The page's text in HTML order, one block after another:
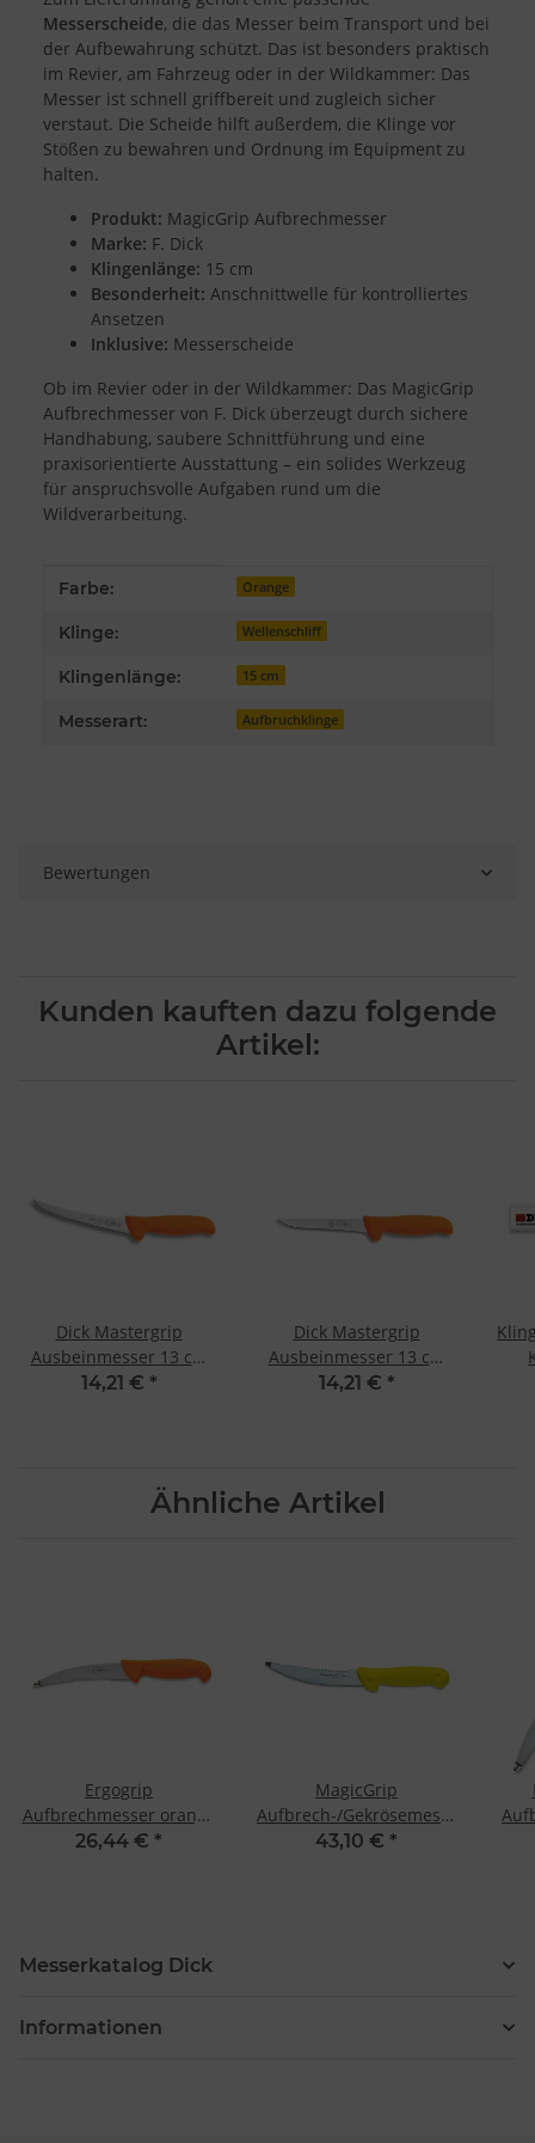
Messerscheide, die das Messer beim Transport und bei
der Aufbewahrung schützt. Das ist besonders praktisch
im Revier, am Fahrzeug oder in der Wildkammer: Das
Messer ist schnell griffbereit und zugleich sicher
verstaut. Die Scheide hilft außerdem, die Klinge vor
Stößen zu bewahren und Ordnung im Equipment zu
halten.
Produkt: MagicGrip Aufbrechmesser
Marke: F. Dick
Klingenlänge: 15 cm
Besonderheit: Anschnittwelle für kontrolliertes
Ansetzen
Inklusive: Messerscheide
Ob im Revier oder in der Wildkammer: Das MagicGrip
Aufbrechmesser von F. Dick überzeugt durch sichere
Handhabung, saubere Schnittführung und eine
praxisorientierte Ausstattung – ein solides Werkzeug
für anspruchsvolle Aufgaben rund um die
Wildverarbeitung.
Produkteigenschaft
Wert
Farbe: Orange
Klinge: Wellenschliff
Klingenlänge: 15 cm
Messerart: Aufbruchklinge
Bewertungen
Kunden kauften dazu folgende
Artikel:
Dick Mastergrip
Ausbeinmesser 13 cm
orange
14,21 € *
Dick Mastergrip
Ausbeinmesser 13 cm
orange
14,21 € *
Ähnliche Artikel
Ergogrip
Aufbrechmesser orange
15 cm von F. Dick
26,44 € *
MagicGrip
Aufbrech-/Gekrösemesser
15 cm, gelber Griff
43,10 € *
Messerkatalog Dick
Informationen
Zwecke der Datenverarbeitung durch unsere Partner:
Speichern von oder Zugriff auf Informationen auf einem Endgerät
Verwendung reduzierter Daten zur Auswahl von Werbeanzeigen
Erstellung von Profilen für personalisierte Werbung
Verwendung von Profilen zur Auswahl personalisierter Werbung
Erstellung von Profilen zur Personalisierung von Inhalten
Verwendung von Profilen zur Auswahl personalisierter Inhalte
Messung der Werbeleistung
Analyse von Zielgruppen durch Statistiken oder Kombinationen
von Daten aus verschiedenen Quellen
Entwicklung und Verbesserung der Angebote
Verwendung reduzierter Daten zur Auswahl von Inhalten
Verwendung genauer Standortdaten